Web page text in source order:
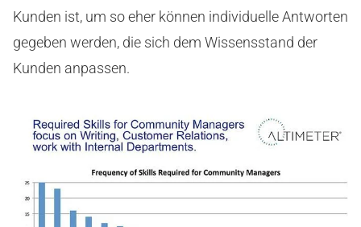
Kunden ist, um so eher können individuelle Antworten
gegeben werden, die sich dem Wissensstand der
Kunden anpassen.